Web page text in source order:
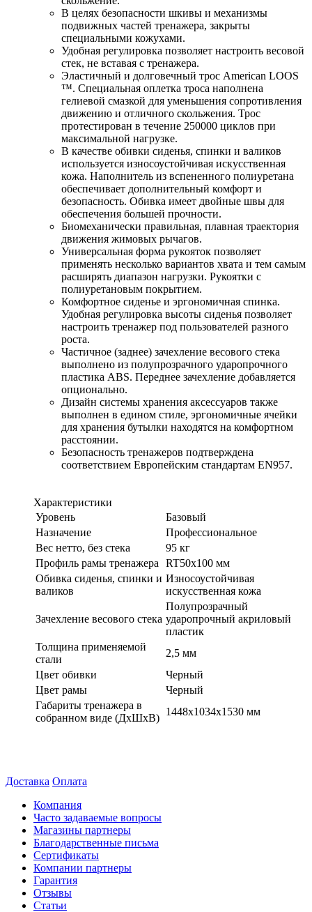
В целях безопасности шкивы и механизмы
подвижных частей тренажера, закрыты
специальными кожухами.
Удобная регулировка позволяет настроить весовой
стек, не вставая с тренажера.
Эластичный и долговечный трос American LOOS
™. Специальная оплетка троса наполнена
гелиевой смазкой для уменьшения сопротивления
движению и отличного скольжения. Трос
протестирован в течение 250000 циклов при
максимальной нагрузке.
В качестве обивки сиденья, спинки и валиков
используется износоустойчивая искусственная
кожа. Наполнитель из вспененного полиуретана
обеспечивает дополнительный комфорт и
безопасность. Обивка имеет двойные швы для
обеспечения большей прочности.
Биомеханически правильная, плавная траектория
движения жимовых рычагов.
Универсальная форма рукояток позволяет
применять несколько вариантов хвата и тем самым
расширять диапазон нагрузки. Рукоятки с
полиуретановым покрытием.
Комфортное сиденье и эргономичная спинка.
Удобная регулировка высоты сиденья позволяет
настроить тренажер под пользователей разного
роста.
Частичное (заднее) зачехление весового стека
выполнено из полупрозрачного ударопрочного
пластика ABS. Переднее зачехление добавляется
опционально.
Дизайн системы хранения аксессуаров также
выполнен в едином стиле, эргономичные ячейки
для хранения бутылки находятся на комфортном
расстоянии.
Безопасность тренажеров подтверждена
соответствием Европейским стандартам EN957.
Характеристики
Уровень
Базовый
Назначение
Профессиональное
Вес нетто, без стека
95 кг
Профиль рамы тренажера
RT50x100 мм
Обивка сиденья, спинки и
валиков
Износоустойчивая
искусственная кожа
Зачехление весового стека
Полупрозрачный
ударопрочный акриловый
пластик
Толщина применяемой
стали
2,5 мм
Цвет обивки
Черный
Цвет рамы
Черный
Габариты тренажера в
собранном виде (ДxШxВ)
1448x1034x1530 мм
Доставка Оплата
Компания
Часто задаваемые вопросы
Магазины партнеры
Благодарственные письма
Сертификаты
Компании партнеры
Гарантия
Отзывы
Статьи